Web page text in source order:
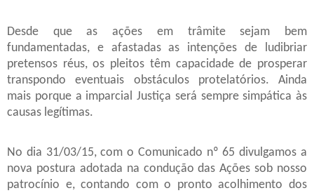
Desde que as ações em trâmite sejam bem
fundamentadas, e afastadas as intenções de ludibriar
pretensos réus, os pleitos têm capacidade de prosperar
transpondo eventuais obstáculos protelatórios. Ainda
mais porque a imparcial Justiça será sempre simpática às
causas legítimas.
No dia 31/03/15, com o Comunicado nº 65 divulgamos a
nova postura adotada na condução das Ações sob nosso
patrocínio e, contando com o pronto acolhimento dos